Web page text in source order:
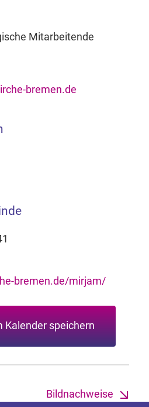
Mitarbeitende
bremen.de
bremen.de/mirjam/
Kalender speichern
Bildnachweise